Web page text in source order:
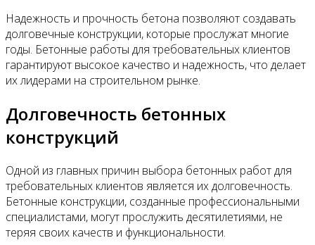
Надежность и прочность бетона позволяют создавать
долговечные конструкции, которые прослужат многие
годы. Бетонные работы для требовательных клиентов
гарантируют высокое качество и надежность, что делает
их лидерами на строительном рынке.
Долговечность бетонных
конструкций
Одной из главных причин выбора бетонных работ для
требовательных клиентов является их долговечность.
Бетонные конструкции, созданные профессиональными
специалистами, могут прослужить десятилетиями, не
теряя своих качеств и функциональности.